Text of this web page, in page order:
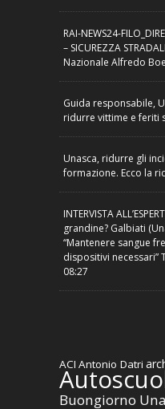
RAI-NEWS24-
– SICUREZZA
Nazionale Alfredo
Guida responsabile,
ridurre vittime e feriti
Unasca, ridurre gli
formazione. Ecco la
INTERVISTA
grandine? Galbiati
“Mantenere sangue
dispositivi necessari”
08:27
ACI Antonio Datri
Buongiorno